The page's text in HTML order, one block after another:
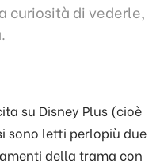
curiosità di vederle,
su Disney Plus (cioè
sono letti perlopiù due
della trama con